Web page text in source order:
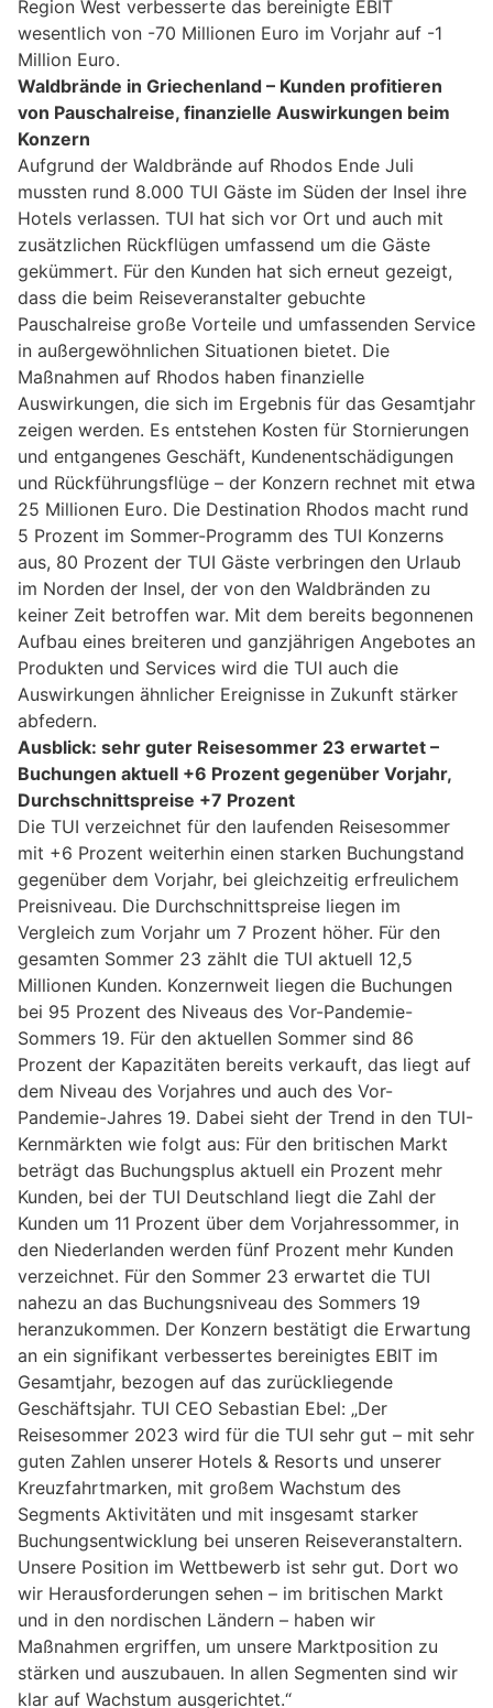
Region West verbesserte das bereinigte EBIT
wesentlich von -70 Millionen Euro im Vorjahr auf -1
Million Euro.
Waldbrände in Griechenland – Kunden profitieren
von Pauschalreise, finanzielle Auswirkungen beim
Konzern
Aufgrund der Waldbrände auf Rhodos Ende Juli
mussten rund 8.000 TUI Gäste im Süden der Insel ihre
Hotels verlassen. TUI hat sich vor Ort und auch mit
zusätzlichen Rückflügen umfassend um die Gäste
gekümmert. Für den Kunden hat sich erneut gezeigt,
dass die beim Reiseveranstalter gebuchte
Pauschalreise große Vorteile und umfassenden Service
in außergewöhnlichen Situationen bietet. Die
Maßnahmen auf Rhodos haben finanzielle
Auswirkungen, die sich im Ergebnis für das Gesamtjahr
zeigen werden. Es entstehen Kosten für Stornierungen
und entgangenes Geschäft, Kundenentschädigungen
und Rückführungsflüge – der Konzern rechnet mit etwa
25 Millionen Euro. Die Destination Rhodos macht rund
5 Prozent im Sommer-Programm des TUI Konzerns
aus, 80 Prozent der TUI Gäste verbringen den Urlaub
im Norden der Insel, der von den Waldbränden zu
keiner Zeit betroffen war. Mit dem bereits begonnenen
Aufbau eines breiteren und ganzjährigen Angebotes an
Produkten und Services wird die TUI auch die
Auswirkungen ähnlicher Ereignisse in Zukunft stärker
abfedern.
Ausblick: sehr guter Reisesommer 23 erwartet –
Buchungen aktuell +6 Prozent gegenüber Vorjahr,
Durchschnittspreise +7 Prozent
Die TUI verzeichnet für den laufenden Reisesommer
mit +6 Prozent weiterhin einen starken Buchungstand
gegenüber dem Vorjahr, bei gleichzeitig erfreulichem
Preisniveau. Die Durchschnittspreise liegen im
Vergleich zum Vorjahr um 7 Prozent höher. Für den
gesamten Sommer 23 zählt die TUI aktuell 12,5
Millionen Kunden. Konzernweit liegen die Buchungen
bei 95 Prozent des Niveaus des Vor-Pandemie-
Sommers 19. Für den aktuellen Sommer sind 86
Prozent der Kapazitäten bereits verkauft, das liegt auf
dem Niveau des Vorjahres und auch des Vor-
Pandemie-Jahres 19. Dabei sieht der Trend in den TUI-
Kernmärkten wie folgt aus: Für den britischen Markt
beträgt das Buchungsplus aktuell ein Prozent mehr
Kunden, bei der TUI Deutschland liegt die Zahl der
Kunden um 11 Prozent über dem Vorjahressommer, in
den Niederlanden werden fünf Prozent mehr Kunden
verzeichnet. Für den Sommer 23 erwartet die TUI
nahezu an das Buchungsniveau des Sommers 19
heranzukommen. Der Konzern bestätigt die Erwartung
an ein signifikant verbessertes bereinigtes EBIT im
Gesamtjahr, bezogen auf das zurückliegende
Geschäftsjahr. TUI CEO Sebastian Ebel: „Der
Reisesommer 2023 wird für die TUI sehr gut – mit sehr
guten Zahlen unserer Hotels & Resorts und unserer
Kreuzfahrtmarken, mit großem Wachstum des
Segments Aktivitäten und mit insgesamt starker
Buchungsentwicklung bei unseren Reiseveranstaltern.
Unsere Position im Wettbewerb ist sehr gut. Dort wo
wir Herausforderungen sehen – im britischen Markt
und in den nordischen Ländern – haben wir
Maßnahmen ergriffen, um unsere Marktposition zu
stärken und auszubauen. In allen Segmenten sind wir
klar auf Wachstum ausgerichtet.“